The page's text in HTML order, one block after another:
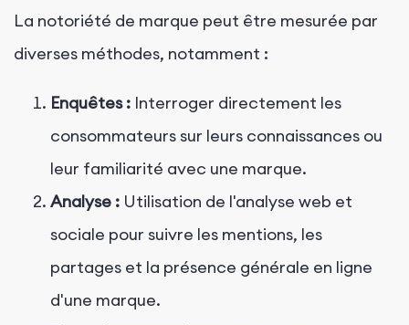
La notoriété de marque peut être mesurée par
diverses méthodes, notamment :
Enquêtes : Interroger directement les
consommateurs sur leurs connaissances ou
leur familiarité avec une marque.
Analyse : Utilisation de l'analyse web et
sociale pour suivre les mentions, les
partages et la présence générale en ligne
d'une marque.